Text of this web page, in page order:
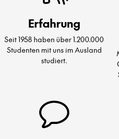
Erfahrung
Seit 1958 haben über 1.200.000
Studenten mit uns im Ausland
studiert.